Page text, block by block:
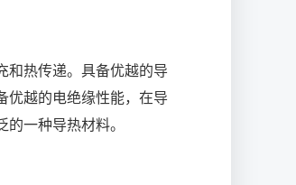
和热传递。具备优越的导
优越的电绝缘性能，在导
一种导热材料。